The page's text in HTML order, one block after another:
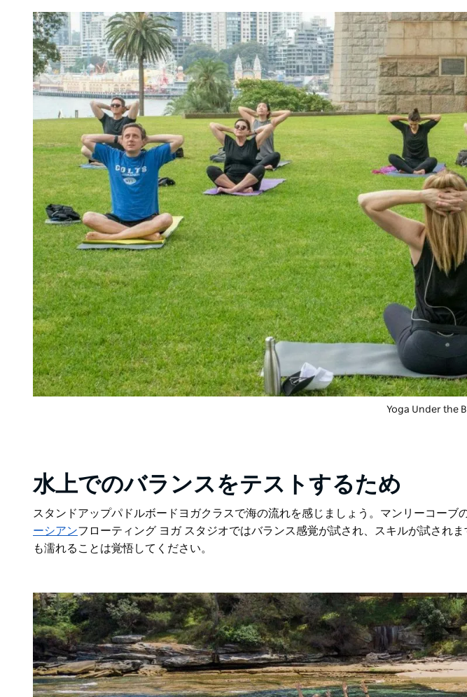
Yoga Under the
水上でのバランスをテストするため
スタンドアップパドルボードヨガクラスで海の流れを感じましょう。マンリーコーブ
ーシアンフローティング ヨガ スタジオではバランス感覚が試され、スキルが試され
も濡れることは覚悟してください。